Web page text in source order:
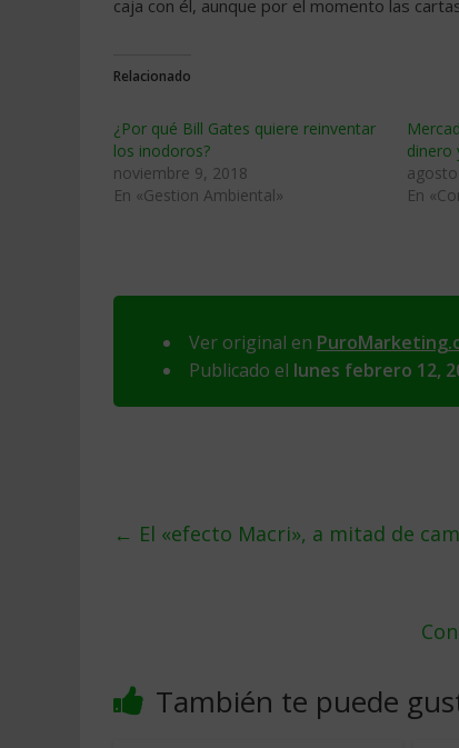
caja con él, aunque por el momento las
Relacionado
¿Por qué Bill Gates quiere reinventar
los inodoros?
noviembre 9, 2018
En «Gestion Ambiental»
dinero
En
Ver original en
Publicado el lunes febrero 12,
← El «efecto Macri», a mitad de
También te puede